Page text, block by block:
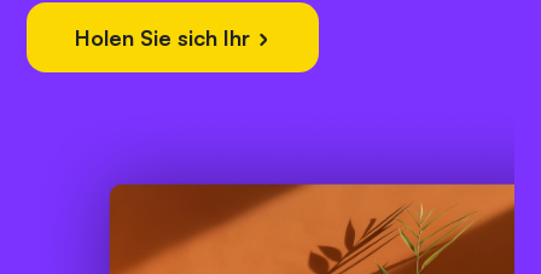
Holen Sie sich Ihr